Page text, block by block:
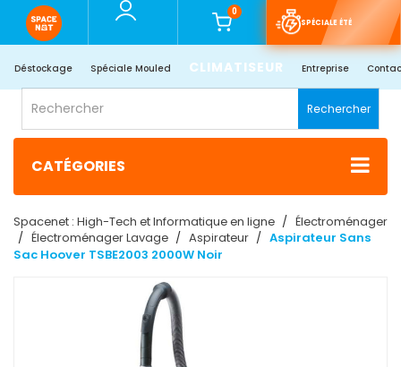
0
SPÉCIALE ÉTÉ
Déstockage Spéciale Mouled CLIMATISEUR Entreprise
Rechercher
CATÉGORIES
Spacenet : High-Tech et Informatique en ligne
Électroménager
Électroménager Lavage
Aspirateur
Aspirateur Sans
Sac Hoover TSBE2003 2000W Noir